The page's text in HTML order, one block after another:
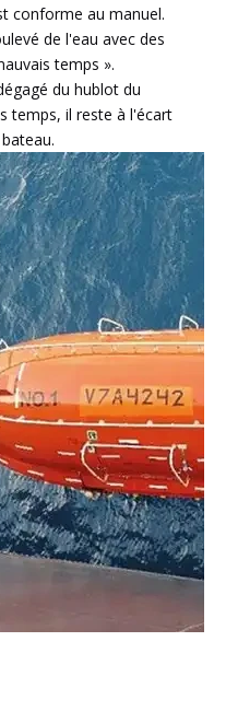
conforme au manuel.
de l'eau avec des
temps ».
du hublot du
temps, il reste à l'écart